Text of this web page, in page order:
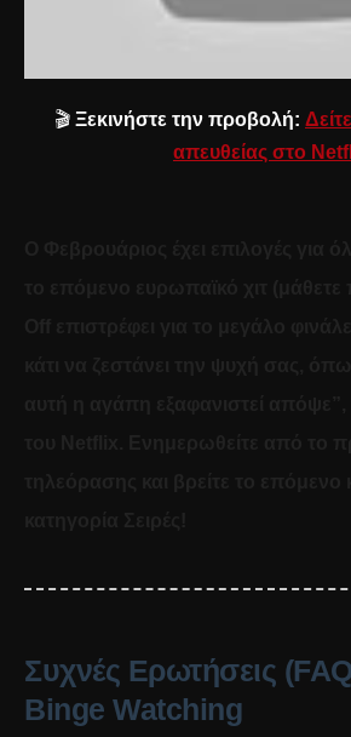
🎬 Ξεκινήστε την προβολή:
απευθείας στο
Συχνές Ερωτήσεις
Binge Watching